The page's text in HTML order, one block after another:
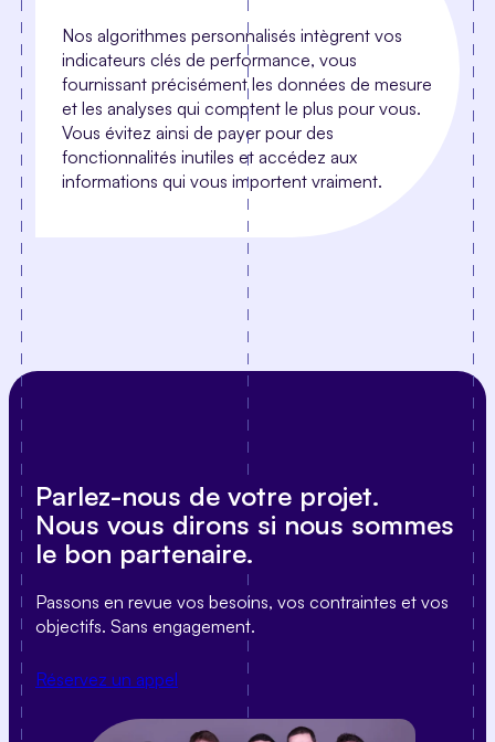
Nos algorithmes personnalisés intègrent vos
indicateurs clés de performance, vous
fournissant précisément les données de mesure
et les analyses qui comptent le plus pour vous.
Vous évitez ainsi de payer pour des
fonctionnalités inutiles et accédez aux
informations qui vous importent vraiment.
Parlez-nous de votre projet.
Nous vous dirons si nous sommes
le bon partenaire.
Passons en revue vos besoins, vos contraintes et vos
objectifs. Sans engagement.
Réservez un appel